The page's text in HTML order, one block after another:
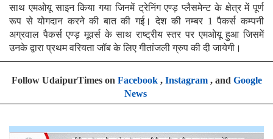
साथ एमओयू साइन किया गया जिनमें ट्रेनिंग एण्ड़ प्लैसमेन्ट के क्षेत्र में पूर्ण
रूप से योगदान करने की बात की गई। देश की नम्बर 1 पैकर्स कम्पनी
अग्रवाल पैकर्स एण्ड़ मूवर्स के साथ राष्ट्रीय स्तर पर एमओयू हुआ जिसमें
उनके द्वारा प्रथम वरियता जॉब के लिए गीतांजली ग्रुप की दी जायेगी।
Follow UdaipurTimes on Facebook, Instagram, and Google
News